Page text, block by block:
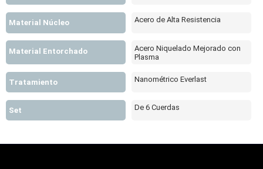
Material Núcleo Acero de Alta Resistencia
Material Entorchado
Acero Niquelado Mejorado con
Plasma
Tratamiento Nanométrico Everlast
Set De 6 Cuerdas